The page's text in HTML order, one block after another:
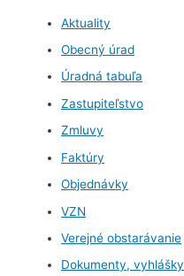
Aktuality
Obecný úrad
Úradná tabuľa
Zastupiteľstvo
Zmluvy
Faktúry
Objednávky
VZN
Verejné obstarávanie
Dokumenty, vyhlášky